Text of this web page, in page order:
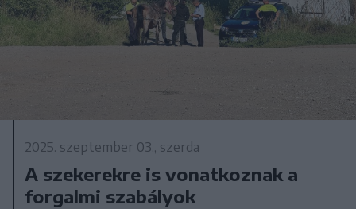
2025. szeptember 03., szerda
A szekerekre is vonatkoznak a
forgalmi szabályok